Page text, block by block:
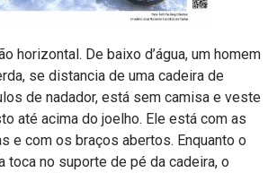
horizontal. De baixo d’água, um homem
se distancia de uma cadeira de
de nadador, está sem camisa e veste
até acima do joelho. Ele está com as
e com os braços abertos. Enquanto o
toca no suporte de pé da cadeira, o